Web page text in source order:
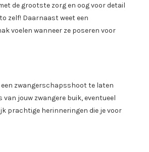
de grootste zorg en oog voor detail
zelf! Daarnaast weet een
voelen wanneer ze poseren voor
een zwangerschapsshoot te laten
van jouw zwangere buik, eventueel
prachtige herinneringen die je voor